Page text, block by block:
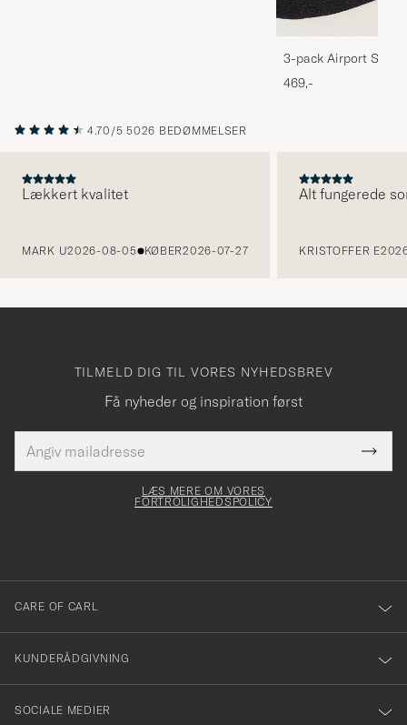
3-pack Airport
Melange
469,-
4.70/5 5026 BEDØMMELSER
Lækkert kvalitet
MARK U2026-08-05 KØBER2026-07-27
Alt fungerede
KRISTOFFER E
TILMELD DIG TIL VORES NYHEDSBREV
Få nyheder og inspiration først
mailadresse
skal
Tack
för
dig
till
vårt
nyhetsbrev!
LÆS MERE OM VORES
FORTROLIGHEDSPOLICY
CARE OF CARL
KUNDERÅDGIVNING
SOCIALE MEDIER